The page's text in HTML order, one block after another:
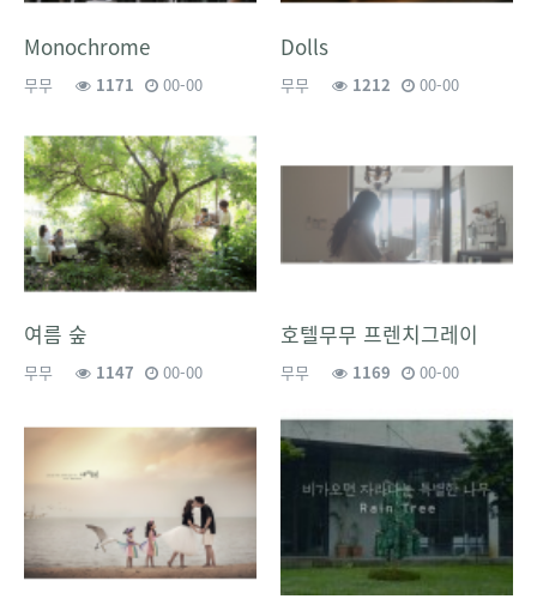
Monochrome
무무 1171 00-00
Dolls
무무 1212 00-00
여름 숲
무무 1147 00-00
호텔무무 프렌치그레이
무무 1169 00-00